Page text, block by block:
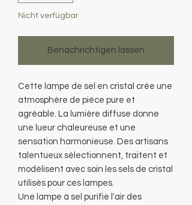
Nicht verfügbar
Benachrichtigen lassen
Cette lampe de sel en cristal crée une
atmosphère de pièce pure et
agréable. La lumière diffuse donne
une lueur chaleureuse et une
sensation harmonieuse. Des artisans
talentueux sélectionnent, traitent et
modélisent avec soin les sels de cristal
utilisés pour ces lampes.
Une lampe à sel purifie l'air des